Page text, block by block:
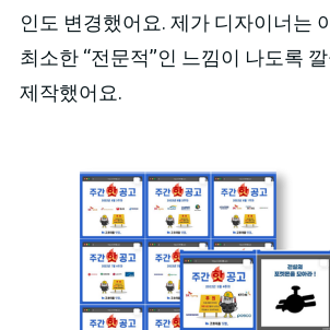
인도 변경했어요. 제가 디자이너는
최소한 “전문적”인 느낌이 나도록
제작했어요.